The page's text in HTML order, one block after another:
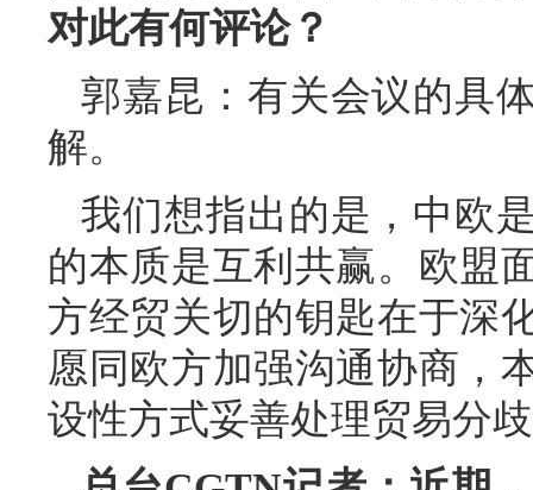
对此有何评论？
郭嘉昆：有关会议的具
解。
我们想指出的是，中欧
的本质是互利共赢。欧盟
方经贸关切的钥匙在于深
愿同欧方加强沟通协商，
设性方式妥善处理贸易分